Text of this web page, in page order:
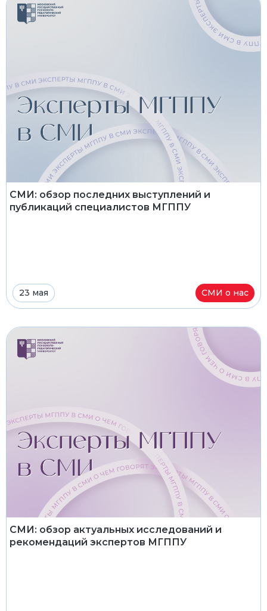
СМИ: обзор последних выступлений и
публикаций специалистов МГППУ
23 мая СМИ о нас
СМИ: обзор актуальных исследований и
рекомендаций экспертов МГППУ